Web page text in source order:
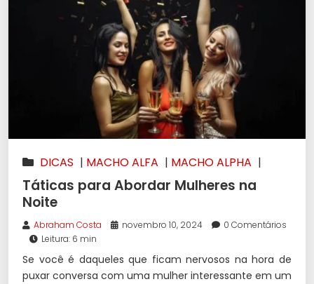
DICAS | MACHO ALFA | MACHO ALPHA |
SEDUÇÃO
Táticas para Abordar Mulheres na
Noite
Abraham Costa novembro 10, 2024
0 Comentários
Leitura: 6 min
Se você é daqueles que ficam nervosos na hora de
puxar conversa com uma mulher interessante em um